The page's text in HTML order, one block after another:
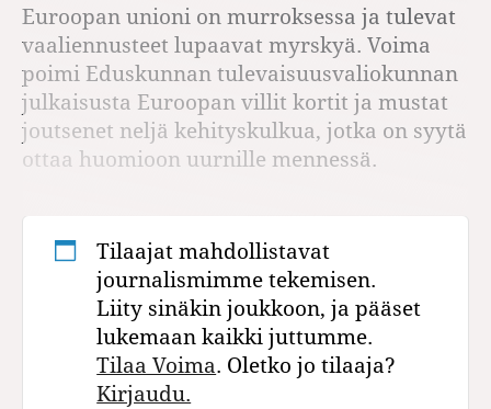
Euroopan unioni on murroksessa ja tulevat
vaaliennusteet lupaavat myrskyä. Voima
poimi Eduskunnan tulevaisuusvaliokunnan
julkaisusta Euroopan villit kortit ja mustat
joutsenet neljä kehityskulkua, jotka on syytä
ottaa huomioon uurnille mennessä.
Tilaajat mahdollistavat
journalismimme tekemisen.
Liity sinäkin joukkoon, ja pääset
lukemaan kaikki juttumme.
Tilaa Voima. Oletko jo tilaaja?
Kirjaudu.